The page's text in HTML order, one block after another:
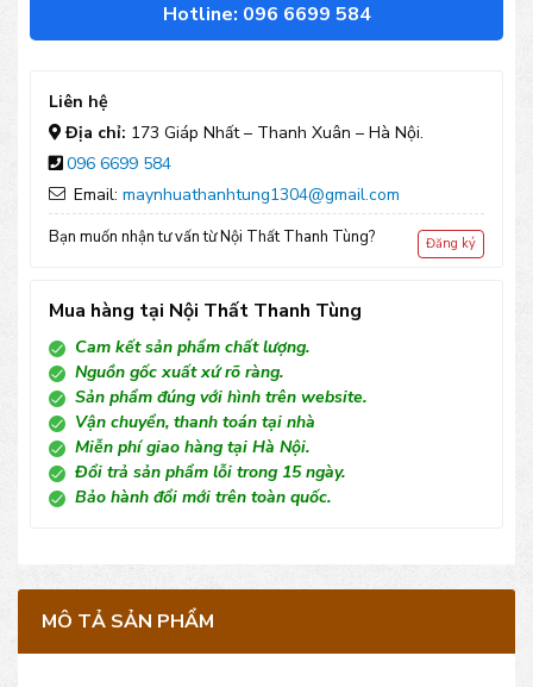
hai
hợp
kim
nhôm
lượng
Hotline: 096 6699 584
Liên hệ
Địa chỉ: 173 Giáp Nhất – Thanh Xuân – Hà Nội.
096 6699 584
Email: maynhuathanhtung1304@gmail.com
Bạn muốn nhận tư vấn từ Nội Thất Thanh Tùng? Đăng ký
Mua hàng tại Nội Thất Thanh Tùng
Cam kết sản phẩm chất lượng.
Nguồn gốc xuất xứ rõ ràng.
Sản phẩm đúng với hình trên website.
Vận chuyển, thanh toán tại nhà
Miễn phí giao hàng tại Hà Nội.
Đổi trả sản phẩm lỗi trong 15 ngày.
Bảo hành đổi mới trên toàn quốc.
MÔ TẢ SẢN PHẨM